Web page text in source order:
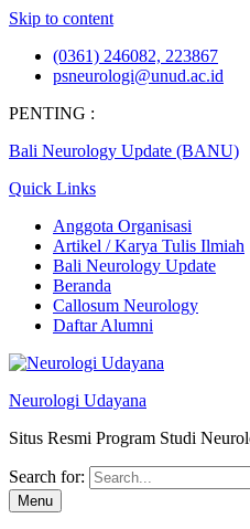
Skip to content
(0361) 246082, 223867
psneurologi@unud.ac.id
PENTING :
Bali Neurology Update (BANU)
Quick Links
Anggota Organisasi
Artikel / Karya Tulis Ilmiah
Bali Neurology Update
Beranda
Callosum Neurology
Daftar Alumni
Neurologi Udayana
Situs Resmi Program Studi
Search for:
Menu